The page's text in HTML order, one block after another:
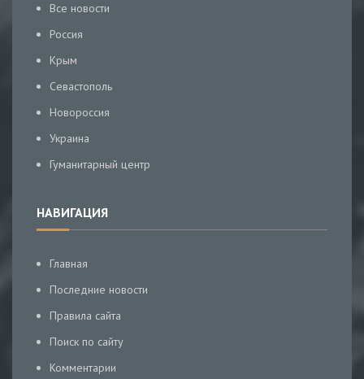
Все новости
Россия
Крым
Севастополь
Новороссия
Украина
Гуманитарный центр
НАВИГАЦИЯ
Главная
Последние новости
Правила сайта
Поиск по сайту
Комментарии